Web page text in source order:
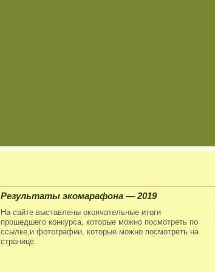
Результаты экомарафона — 2019
На сайте выставлены окончательные итоги
прошедшего конкурса, которые можно посмотреть по
ссылке,и фотографии, которые можно посмотреть на
странице.